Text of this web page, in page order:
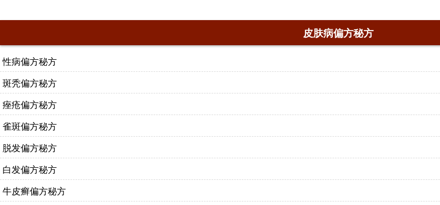
皮肤病偏方秘方
性病偏方秘方
斑秃偏方秘方
痤疮偏方秘方
雀斑偏方秘方
脱发偏方秘方
白发偏方秘方
牛皮癣偏方秘方